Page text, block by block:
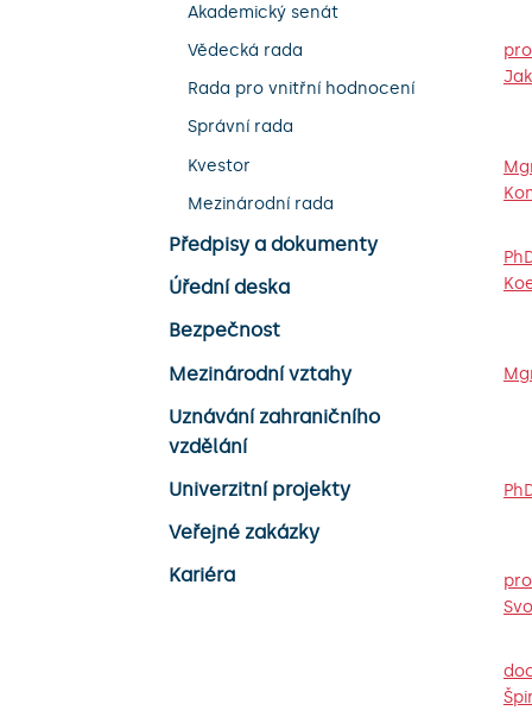
Akademický senát
Vědecká rada
Rada pro vnitřní hodnocení
Správní rada
Kvestor
Mezinárodní rada
Předpisy a dokumenty
Úřední deska
Bezpečnost
Mezinárodní vztahy
Uznávání zahraničního
vzdělání
Univerzitní projekty
Veřejné zakázky
Kariéra